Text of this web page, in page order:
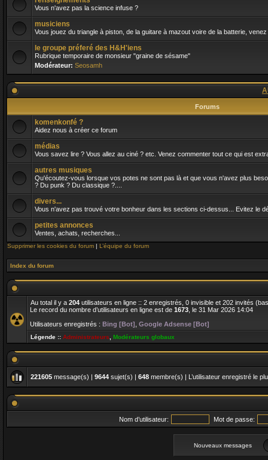
Vous n'avez pas la science infuse ?
musiciens
Vous jouez du triangle à piston, de la guitare à mazout voire de la batterie,
le groupe préferé des H&H'iens
Rubrique temporaire de monsieur "graine de sésame"
Modérateur: Seosamh
Forums
komenkonfé ?
Aidez nous à créer ce forum
médias
Vous savez lire ? Vous allez au ciné ? etc. Venez commenter tout ce qui est
autres musiques
Qu'écoutez-vous lorsque vos potes ne sont pas là et que vous n'avez plus
? Du punk ? Du classique ?....
divers...
Vous n'avez pas trouvé votre bonheur dans les sections ci-dessus... Evitez le
petites annonces
Ventes, achats, recherches...
Supprimer les cookies du forum | L’équipe du forum
Index du forum
Au total il y a 204 utilisateurs en ligne :: 2 enregistrés, 0 invisible et 202 invités
Le record du nombre d’utilisateurs en ligne est de 1673 , le 31 Mar 2026 14:04
Utilisateurs enregistrés : Bing [Bot] Google Adsense [Bot]
Légende :: Administrateurs Modérateurs globaux
221605 message(s) | 9644 sujet(s) | 648 membre(s) | L’utilisateur enregistré le
Nom d’utilisateur: Mot de passe:
Nouveaux messages